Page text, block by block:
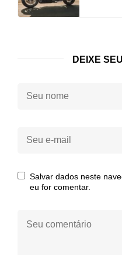
DEIXE
Seu
Seu
Salvar dados neste
eu for comentar.
comentário: